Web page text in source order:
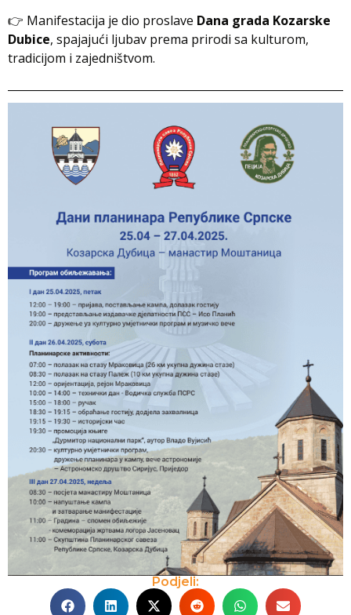
👉 Manifestacija je dio proslave Dana grada Kozarske
Dubice, spajajući ljubav prema prirodi sa kulturom,
tradicijom i zajedništvom.
Podjeli: